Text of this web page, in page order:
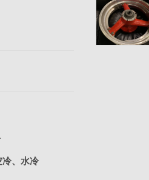
、水冷